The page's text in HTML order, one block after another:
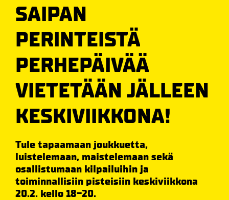
SAIPAN
PERINTEISTÄ
PERHEPÄIVÄÄ
VIETETÄÄN JÄLLEEN
KESKIVIIKKONA!
Tule tapaamaan joukkuetta,
luistelemaan, maistelemaan sekä
osallistumaan kilpailuihin ja
toiminnallisiin pisteisiin keskiviikkona
20.2. kello 18-20.